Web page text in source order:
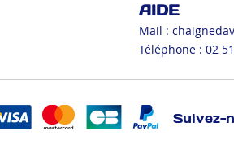
AIDE
Mail :
Téléphone : 02
Suivez-